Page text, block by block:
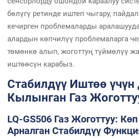
бөлүгү ретинде иштеп чыгару,
кечирген проблемаларды
алардын көпчилүү проблемаларга
төмөнкө алып, жоготтуң түймөлүү
иштөөсүн карабыз.
Стабилдүү Иштөө үчүн
Кылынган Газ
LQ-GS506 Газ Жоготтуу:
Арналган Стабилдүү